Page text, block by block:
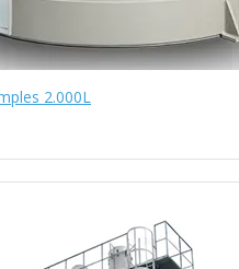
2.000L